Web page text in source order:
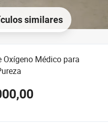
similares
Médico para